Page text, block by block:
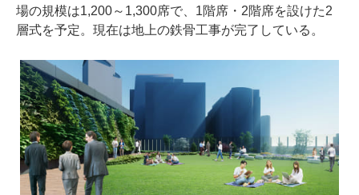
場の規模は1,200～1,300席で、1階席・2階席を設けた2
層式を予定。現在は地上の鉄骨工事が完了している。